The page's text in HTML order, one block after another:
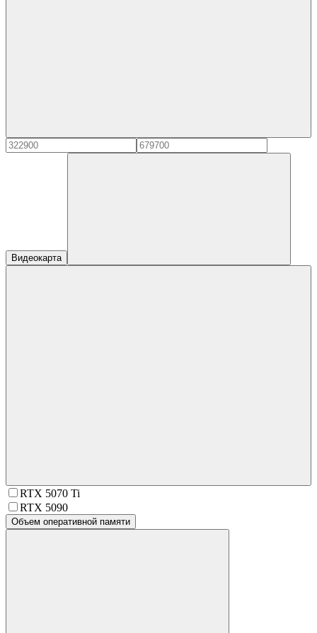
Видеокарта
RTX 5070 Ti
RTX 5090
Объем оперативной памяти